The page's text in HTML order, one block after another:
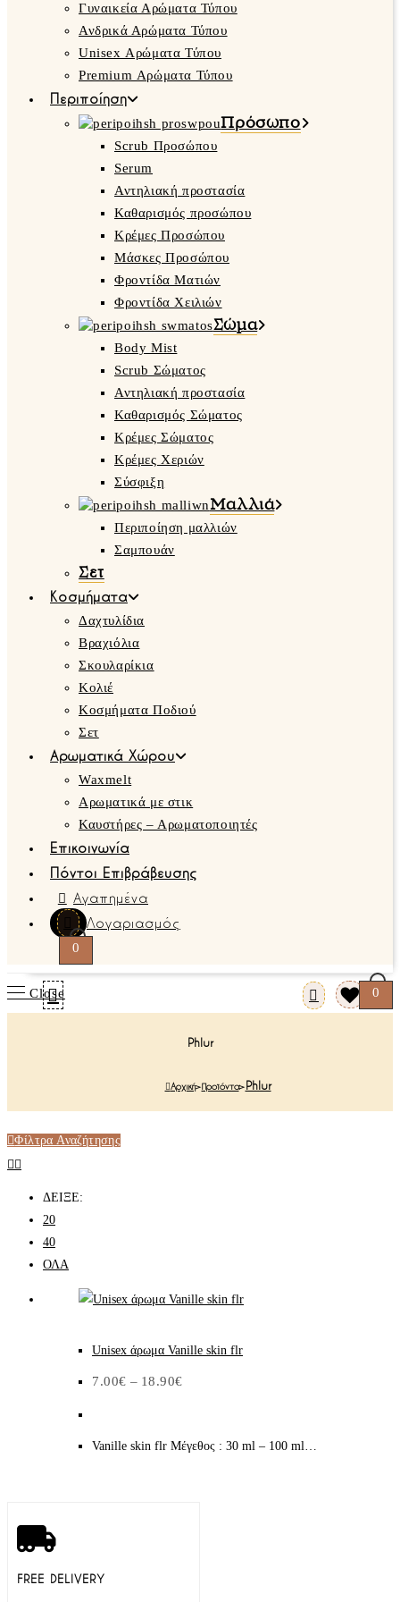
Γυναικεία Αρώματα Τύπου
Ανδρικά Αρώματα Τύπου
Unisex Αρώματα Τύπου
Premium Αρώματα Τύπου
Περιποίηση
Πρόσωπο
Scrub Προσώπου
Serum
Αντηλιακή προστασία
Καθαρισμός προσώπου
Κρέμες Προσώπου
Μάσκες Προσώπου
Φροντίδα Ματιών
Φροντίδα Χειλιών
Σώμα
Body Mist
Scrub Σώματος
Αντηλιακή προστασία
Καθαρισμός Σώματος
Κρέμες Σώματος
Κρέμες Χεριών
Σύσφιξη
Μαλλιά
Περιποίηση μαλλιών
Σαμπουάν
Σετ
Κοσμήματα
Δαχτυλίδια
Βραχιόλια
Σκουλαρίκια
Κολιέ
Κοσμήματα Ποδιού
Σετ
Αρωματικά Χώρου
Waxmelt
Αρωματικά με στικ
Καυστήρες – Αρωματοποιητές
Επικοινωνία
Πόντοι Επιβράβευσης
Αγαπημένα
Λογαριασμός
0
0
Close
Phlur
Αρχική>Προϊόντα>Phlur
Φίλτρα Αναζήτησης
ΔΕΙΞΕ:
20
40
ΟΛΑ
έχει
πολλαπλές
Unisex άρωμα Vanille skin flr
7.00€ – 18.90€
range:
Vanille skin flr Μέγεθος : 30 ml – 100 ml…
FREE DELIVERY